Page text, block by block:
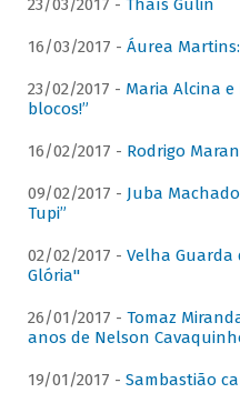
23/03/2017 - Thaís Gulin
16/03/2017 - Áurea Martins:
23/02/2017 - Maria Alcina e
blocos!”
16/02/2017 - Rodrigo
09/02/2017 - Juba
Tupi”
02/02/2017 - Velha Guarda
Glória"
26/01/2017 - Tomaz
anos de Nelson
19/01/2017 - Sambastião